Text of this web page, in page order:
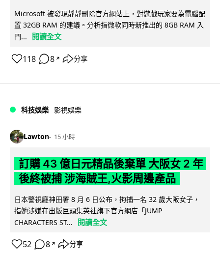
Microsoft 被發現靜靜刪除官方網站上，對遊戲玩家要為電腦配
置 32GB RAM 的建議。分析指微軟同時新推出的 8GB RAM 入
門...
閱讀全文
118 8 ↗ 分享
科技娛樂 影視娛樂
Lawton 15 小時
訂購 43 億日元精品後棄單 大阪女 2 年
後終被捕 涉海賊王,火影周邊產品
日本警視廳神田署 8 月 6 日公布，拘捕一名 32 歲大阪女子，
指她涉嫌在出版巨頭集英社旗下官方網店「JUMP
CHARACTERS ST...
閱讀全文
52 8 ↗ 分享